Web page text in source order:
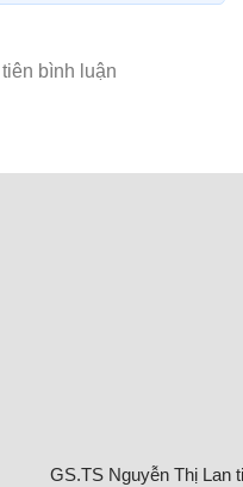
GS.TS Nguyễn Thị Lan